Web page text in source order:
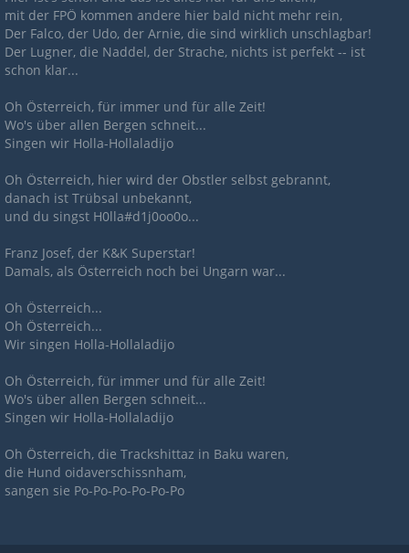
mit der FPÖ kommen andere hier bald nicht mehr rein,
Der Falco, der Udo, der Arnie, die sind wirklich unschlagbar!
Der Lugner, die Naddel, der Strache, nichts ist perfekt -- ist
schon klar...
Oh Österreich, für immer und für alle Zeit!
Wo's über allen Bergen schneit...
Singen wir Holla-Hollaladijo
Oh Österreich, hier wird der Obstler selbst gebrannt,
danach ist Trübsal unbekannt,
und du singst H0lla#d1j0oo0o...
Franz Josef, der K&K Superstar!
Damals, als Österreich noch bei Ungarn war...
Oh Österreich...
Oh Österreich...
Wir singen Holla-Hollaladijo
Oh Österreich, für immer und für alle Zeit!
Wo's über allen Bergen schneit...
Singen wir Holla-Hollaladijo
Oh Österreich, die Trackshittaz in Baku waren,
die Hund oidaverschissnham,
sangen sie Po-Po-Po-Po-Po-Po